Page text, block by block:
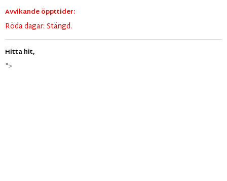
Avvikande öppttider:
Röda dagar: Stängd.
Hitta hit,
">